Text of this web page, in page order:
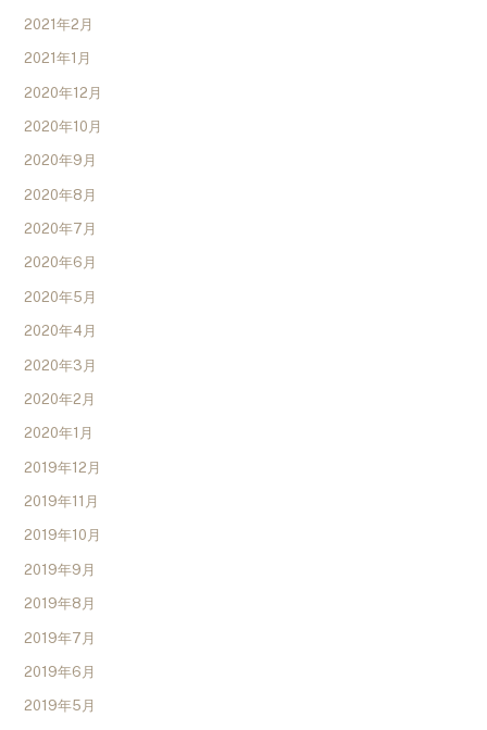
2021年2月
2021年1月
2020年12月
2020年10月
2020年9月
2020年8月
2020年7月
2020年6月
2020年5月
2020年4月
2020年3月
2020年2月
2020年1月
2019年12月
2019年11月
2019年10月
2019年9月
2019年8月
2019年7月
2019年6月
2019年5月